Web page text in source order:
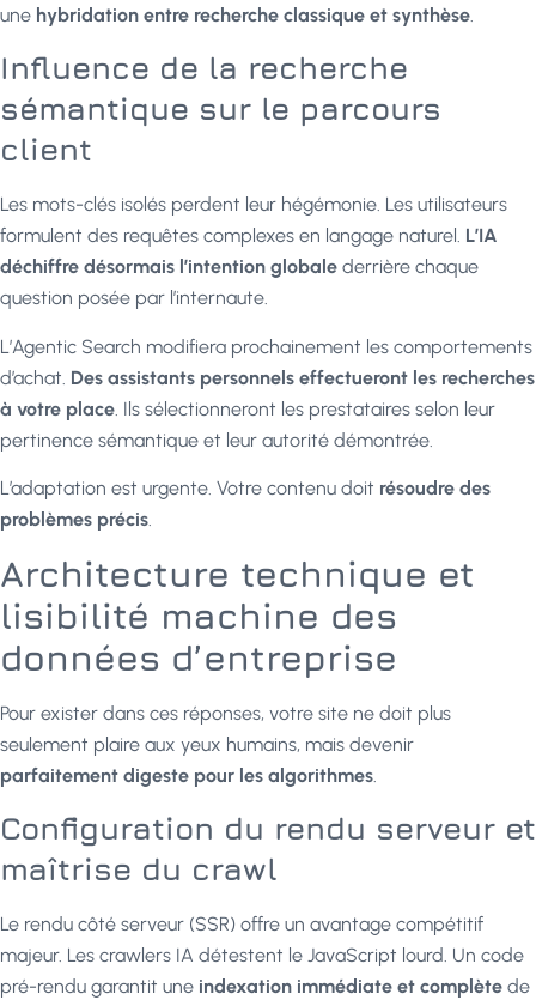
une hybridation entre recherche classique et synthèse.
Influence de la recherche
sémantique sur le parcours
client
Les mots-clés isolés perdent leur hégémonie. Les utilisateurs
formulent des requêtes complexes en langage naturel. L’IA
déchiffre désormais l’intention globale derrière chaque
question posée par l’internaute.
L’Agentic Search modifiera prochainement les comportements
d’achat. Des assistants personnels effectueront les recherches
à votre place. Ils sélectionneront les prestataires selon leur
pertinence sémantique et leur autorité démontrée.
L’adaptation est urgente. Votre contenu doit résoudre des
problèmes précis.
Architecture technique et
lisibilité machine des
données d’entreprise
Pour exister dans ces réponses, votre site ne doit plus
seulement plaire aux yeux humains, mais devenir
parfaitement digeste pour les algorithmes
Configuration du rendu serveur et
maîtrise du crawl
Le rendu côté serveur (SSR) offre un avantage compétitif
majeur. Les crawlers IA détestent le JavaScript lourd. Un code
pré-rendu garantit une indexation immédiate et complète de